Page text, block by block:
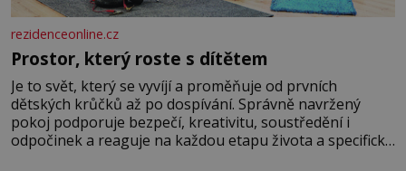
rezidenceonline.cz
Prostor, který roste s dítětem
Je to svět, který se vyvíjí a proměňuje od prvních
dětských krůčků až po dospívání. Správně navržený
pokoj podporuje bezpečí, kreativitu, soustředění i
odpočinek a reaguje na každou etapu života a specifické